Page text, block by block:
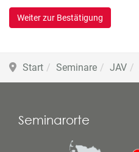
Weiter zur Bestätigung
Start Seminare JAV
Seminarorte